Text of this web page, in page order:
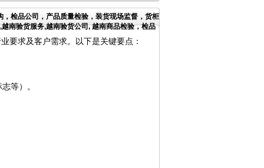
检品公司，产品质量检验，装货现场监督，货柜
南验货服务,越南验货公司, 越南商品检验，检品
要求及客户需求。以下是关键要点：
志等）。